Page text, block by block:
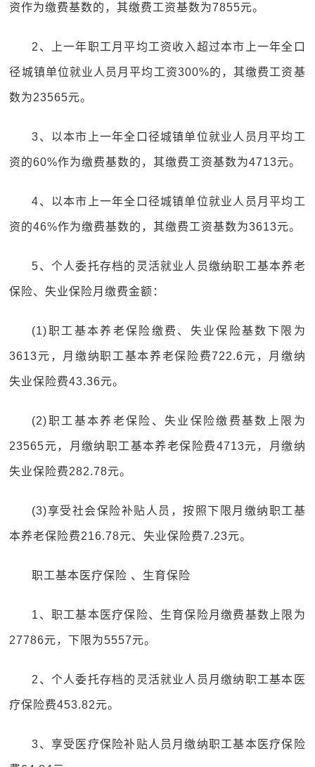
资作为缴费基数的，其缴费工资基数为7855元。
2、上一年职工月平均工资收入超过本市上一年全口
径城镇单位就业人员月平均工资300%的，其缴费工资基
数为23565元。
3、以本市上一年全口径城镇单位就业人员月平均工
资的60%作为缴费基数的，其缴费工资基数为4713元。
4、以本市上一年全口径城镇单位就业人员月平均工
资的46%作为缴费基数的，其缴费工资基数为3613元。
5、个人委托存档的灵活就业人员缴纳职工基本养老
保险、失业保险月缴费金额：
(1)职工基本养老保险缴费、失业保险基数下限为
3613元，月缴纳职工基本养老保险费722.6元，月缴纳
失业保险费43.36元。
(2)职工基本养老保险、失业保险缴费基数上限为
23565元，月缴纳职工基本养老保险费4713元，月缴纳
失业保险费282.78元。
(3)享受社会保险补贴人员，按照下限月缴纳职工基
本养老保险费216.78元、失业保险费7.23元。
职工基本医疗保险 、生育保险
1、职工基本医疗保险、生育保险月缴费基数上限为
27786元，下限为5557元。
2、个人委托存档的灵活就业人员月缴纳职工基本医
疗保险费453.82元。
3、享受医疗保险补贴人员月缴纳职工基本医疗保险